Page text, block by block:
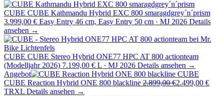
CUBE CUBE Kathmandu Hybrid EXC 800 smaragdgrey´n´prism
3.999,00 € Easy Entry 46 cm, Easy Entry 50 cm · MJ 2026 Details
ansehen →
CUBE CUBE Stereo Hybrid ONE77 HPC AT 800 actionteam
(Modelljahr 2026) 7.199,00 € L · MJ 2026 Details ansehen →
Angebot
CUBE
CUBE Reaction Hybrid ONE 800 blackline 2.899,00 €2.499,00 €
TRXL Details ansehen →